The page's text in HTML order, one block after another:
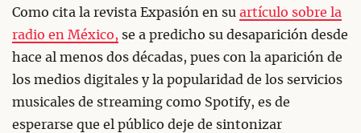
Como cita la revista Expasión en su artículo sobre la
radio en México, se a predicho su desaparición desde
hace al menos dos décadas, pues con la aparición de
los medios digitales y la popularidad de los servicios
musicales de streaming como Spotify, es de
esperarse que el público deje de sintonizar